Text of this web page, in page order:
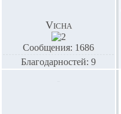
Vicha
Сообщения: 1686
Благодарностей: 9